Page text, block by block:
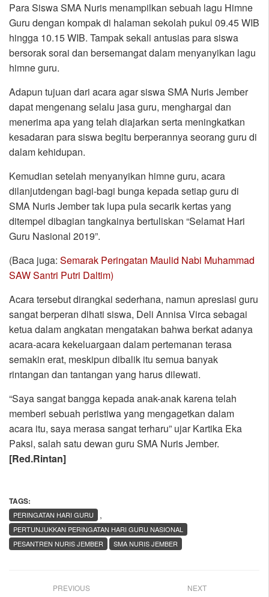
Para Siswa SMA Nuris menampilkan sebuah lagu Himne
Guru dengan kompak di halaman sekolah pukul 09.45 WIB
hingga 10.15 WIB. Tampak sekali antusias para siswa
bersorak sorai dan bersemangat dalam menyanyikan lagu
himne guru.
Adapun tujuan dari acara agar siswa SMA Nuris Jember
dapat mengenang selalu jasa guru, menghargai dan
menerima apa yang telah diajarkan serta meningkatkan
kesadaran para siswa begitu berperannya seorang guru di
dalam kehidupan.
Kemudian setelah menyanyikan himne guru, acara
dilanjutdengan bagi-bagi bunga kepada setiap guru di
SMA Nuris Jember tak lupa pula secarik kertas yang
ditempel dibagian tangkainya bertuliskan “Selamat Hari
Guru Nasional 2019”.
(Baca juga: Semarak Peringatan Maulid Nabi Muhammad
SAW Santri Putri Daltim)
Acara tersebut dirangkai sederhana, namun apresiasi guru
sangat berperan dihati siswa, Deli Annisa Virca sebagai
ketua dalam angkatan mengatakan bahwa berkat adanya
acara-acara kekeluargaan dalam pertemanan terasa
semakin erat, meskipun dibalik itu semua banyak
rintangan dan tantangan yang harus dilewati.
“Saya sangat bangga kepada anak-anak karena telah
memberi sebuah peristiwa yang mengagetkan dalam
acara itu, saya merasa sangat terharu” ujar Kartika Eka
Paksi, salah satu dewan guru SMA Nuris Jember.
[Red.Rintan]
TAGS:
,
PERINGATAN HARI GURU
PERTUNJUKKAN PERINGATAN HARI GURU NASIONAL
PESANTREN NURIS JEMBER
SMA NURIS JEMBER
PREVIOUS NEXT